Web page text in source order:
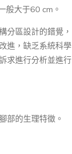
般大于60 cm。
分區設計的錯覺，
進，缺乏系統科學
求進行分析並進行
部的生理特徵。